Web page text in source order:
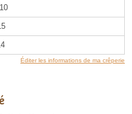
Éditer les informations de ma crêperie